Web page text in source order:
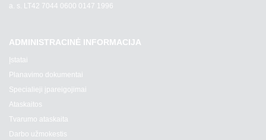
a. s. LT42 7044 0600 0147 1996
ADMINISTRACINĖ INFORMACIJA
Įstatai
Planavimo dokumentai
Specialieji įpareigojimai
Ataskaitos
Tvarumo ataskaita
Darbo užmokestis